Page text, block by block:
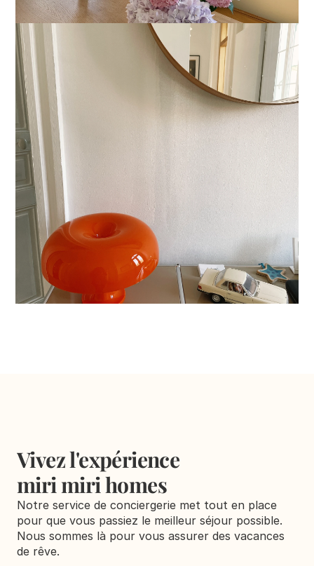
Vivez l'expérience
miri miri homes
Notre service de conciergerie met tout en place
pour que vous passiez le meilleur séjour possible.
Nous sommes là pour vous assurer des vacances
de rêve.